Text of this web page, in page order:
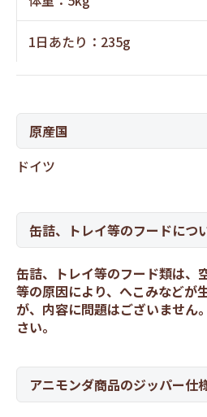
1日あたり：235g
原産国
ドイツ
缶詰、トレイ等のフードにつ
缶詰、トレイ等のフード類は、
等の原因により、へこみなどが
が、内容に問題はございません
さい。
アニモンダ商品のジッパー仕